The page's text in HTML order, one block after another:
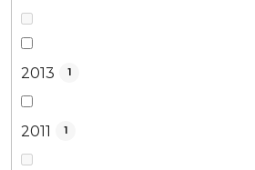
2013 1
2011 1